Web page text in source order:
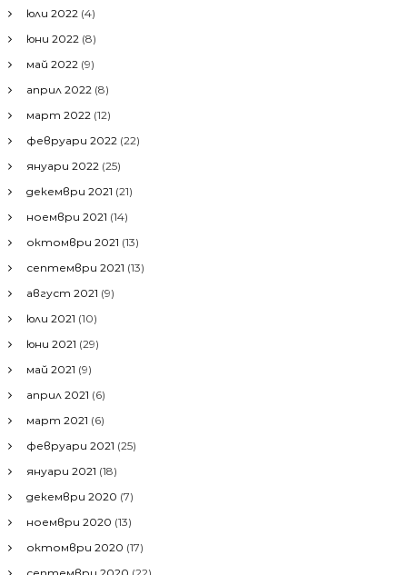
юли 2022(4)
юни 2022(8)
май 2022(9)
април 2022(8)
март 2022(12)
февруари 2022(22)
януари 2022(25)
декември 2021 (21)
ноември 2021 (14)
октомври 2021 (13)
септември 2021 (13)
август 2021 (9)
юли 2021 (10)
юни 2021 (29)
май 2021 (9)
април 2021 (6)
март 2021 (6)
февруари 2021 (25)
януари 2021 (18)
декември 2020 (7)
ноември 2020 (13)
октомври 2020 (17)